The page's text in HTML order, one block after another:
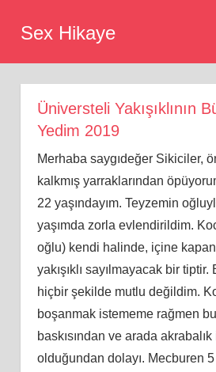
Sex Hikaye
Üniversteli Yakışıklının
Yedim 2019
Merhaba saygıdeğer Sikiciler,
kalkmış yarraklarından
22 yaşındayım. Teyzemin
yaşımda zorla evlendirildim.
oğlu) kendi halinde, içine
yakışıklı sayılmayacak bir
hiçbir şekilde mutlu değildim.
boşanmak istememe rağmen
baskısından ve arada
olduğundan dolayı. Mecburen